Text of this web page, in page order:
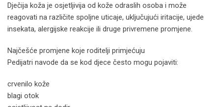
Dječija koža je osjetljivija od kože odraslih osoba i može
reagovati na različite spoljne uticaje, uključujući iritacije, ujede
insekata, alergijske reakcije ili druge privremene promjene.
Najčešće promjene koje roditelji primjećuju
Pedijatri navode da se kod djece često mogu pojaviti:
crvenilo kože
blagi otok